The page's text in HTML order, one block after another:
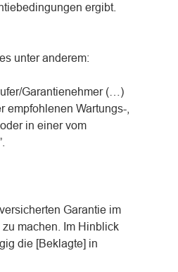
ergibt.
unter anderem:
Garantienehmer (…)
empfohlenen Wartungs-,
in einer vom
Garantie im
machen. Im Hinblick
die [Beklagte] in